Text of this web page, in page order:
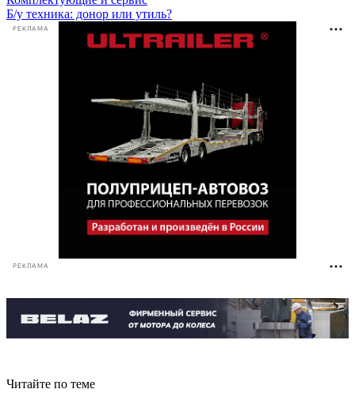
Б/у техника: донор или утиль?
РЕКЛАМА
РЕКЛАМА
Читайте по теме